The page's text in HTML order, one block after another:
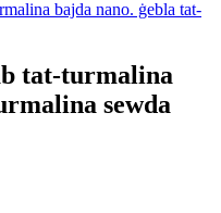
tat-turmalina
sewda